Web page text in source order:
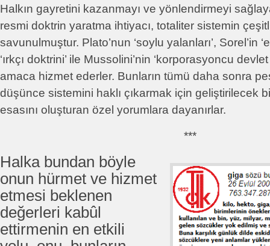
Halkın gayretini kazanmayı ve yönlendirmeyi
resmi doktrin yaratma ihtiyacı, totaliter sistemin
savunulmuştur. Plato’nun ‘soylu yalanları’, Sorel’in
‘ırkçı doktrini’ ile Mussolini’nin ‘korporasyoncu
amaca hizmet ederler. Bunların tümü daha sonra
düşünce sistemini haklı çıkarmak için geliştirilecek
esasını oluşturan özel yorumlara dayanırlar.
***
Halka bundan böyle
onun hürmet ve hizmet
etmesi beklenen
değerleri kabûl
ettirmenin en etkili